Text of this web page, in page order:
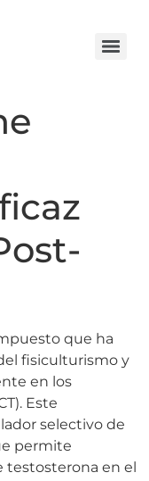
que ha
fisiculturismo y
en los
Este
selectivo de
permite
testosterona en el